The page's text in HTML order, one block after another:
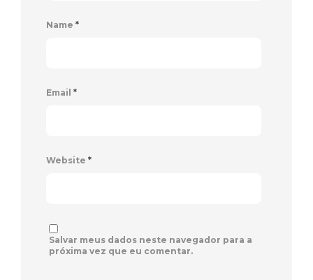
Name *
Email *
Website *
Salvar meus dados neste navegador para a
próxima vez que eu comentar.